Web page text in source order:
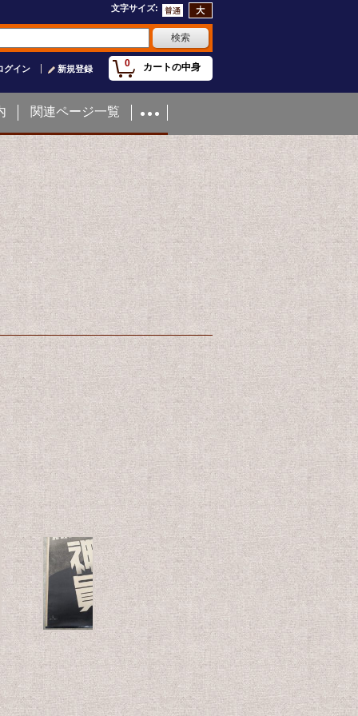
文字サイズ:
0 カートの中身
グイン 新規登録
関連ページ一覧